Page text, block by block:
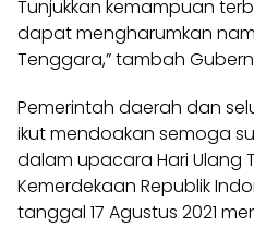
Tunjukkan kemampuan
dapat mengharumkan
Tenggara,” tambah
Pemerintah daerah dan
ikut mendoakan semoga
dalam upacara Hari Ulang
Kemerdekaan Republik
tanggal 17 Agustus 2021